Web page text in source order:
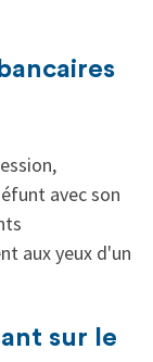
avec son
aux yeux d'un
sur le